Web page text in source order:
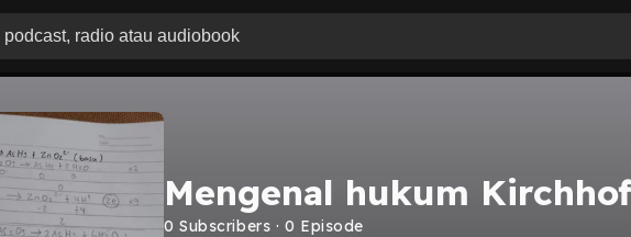
Mengenal hukum
0 Subscribers · 0 Episode